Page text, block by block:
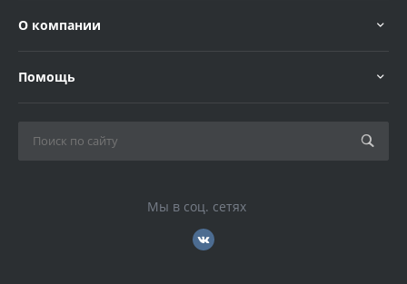
О компании
Помощь
Мы в соц. сетях